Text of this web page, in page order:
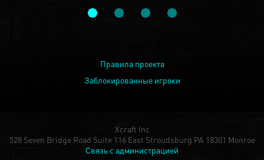
Правила проекта
Заблокированные игроки
Xcraft Inc
528 Seven Bridge Road Suite 116 East Stroudsburg PA 18301 Monroe
Связь с администрацией